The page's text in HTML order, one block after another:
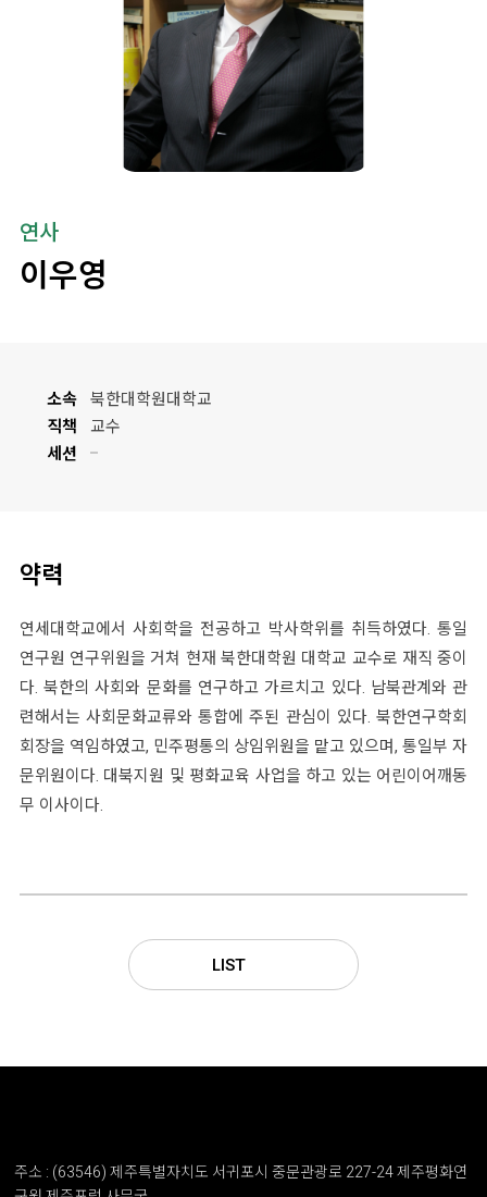
연사
이우영
소속 북한대학원대학교
직책 교수
세션
약력
연세대학교에서 사회학을 전공하고 박사학위를 취득하였다. 통일
연구원 연구위원을 거쳐 현재 북한대학원 대학교 교수로 재직 중이
다. 북한의 사회와 문화를 연구하고 가르치고 있다. 남북관계와 관
련해서는 사회문화교류와 통합에 주된 관심이 있다. 북한연구학회
회장을 역임하였고, 민주평통의 상임위원을 맡고 있으며, 통일부 자
문위원이다. 대북지원 및 평화교육 사업을 하고 있는 어린이어깨동
무 이사이다.
LIST
주소 : (63546) 제주특별자치도 서귀포시 중문관광로 227-24 제주평화연